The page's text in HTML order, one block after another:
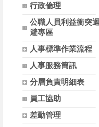
行政倫理
公職人員利益衝突迴
避專區
人事標準作業流程
人事服務簡訊
分層負責明細表
員工協助
差勤管理